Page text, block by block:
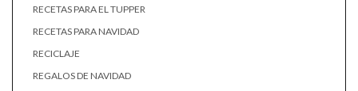
RECETAS PARA EL TUPPER
RECETAS PARA NAVIDAD
RECICLAJE
REGALOS DE NAVIDAD